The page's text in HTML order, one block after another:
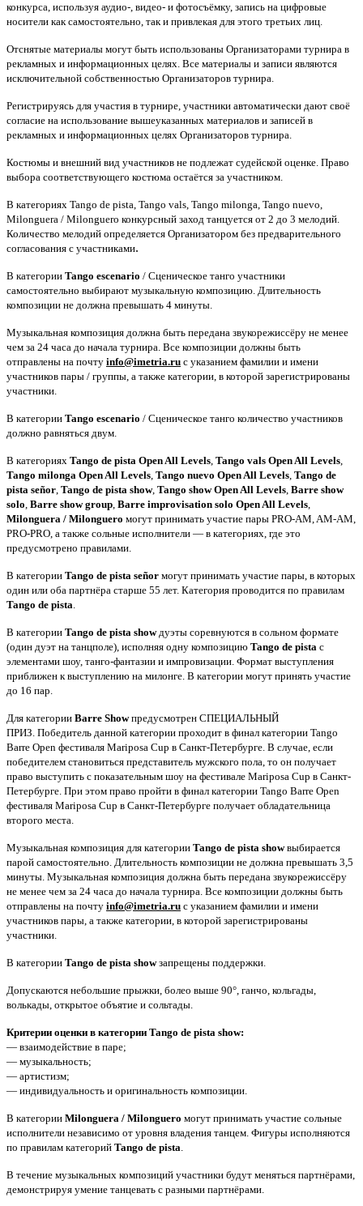
конкурса, используя аудио-, видео- и фотосъёмку, запись на цифровые
носители как самостоятельно, так и привлекая для этого третьих лиц.
Отснятые материалы могут быть использованы Организаторами турнира в
рекламных и информационных целях. Все материалы и записи являются
исключительной собственностью Организаторов турнира.
Регистрируясь для участия в турнире, участники автоматически дают своё
согласие на использование вышеуказанных материалов и записей в
рекламных и информационных целях Организаторов турнира.
Костюмы и внешний вид участников не подлежат судейской оценке. Право
выбора соответствующего костюма остаётся за участником.
В категориях Tango de pista, Tango vals, Tango milonga, Tango nuevo,
Milonguera / Milonguero конкурсный заход танцуется от 2 до 3 мелодий.
Количество мелодий определяется Организатором без предварительного
согласования с участниками.
В категории Tango escenario / Сценическое танго участники
самостоятельно выбирают музыкальную композицию. Длительность
композиции не должна превышать 4 минуты.
Музыкальная композиция должна быть передана звукорежиссёру не менее
чем за 24 часа до начала турнира. Все композиции должны быть
отправлены на почту info@imetria.ru с указанием фамилии и имени
участников пары / группы, а также категории, в которой зарегистрированы
участники.
В категории Tango escenario / Сценическое танго количество участников
должно равняться двум.
В категориях Tango de pista Open All Levels Tango vals Open All Levels
Tango milonga Open All Levels Tango nuevo Open All Levels Tango de
pista señor Tango de pista show, Tango show Open All Levels Barre show
solo Barre show group Barre improvisation solo Open All Levels
Milonguera / Milonguero могут принимать участие пары PRO-AM, AM-AM,
PRO-PRO, а также сольные исполнители — в категориях, где это
предусмотрено правилами.
В категории Tango de pista señor могут принимать участие пары, в которых
один или оба партнёра старше 55 лет. Категория проводится по правилам
Tango de pista
В категории Tango de pista showдуэты соревнуются в сольном формате
(один дуэт на танцполе), исполняя одну композицию Tango de pista с
элементами шоу, танго-фантазии и импровизации. Формат выступления
приближен к выступлению на милонге. В категории могут принять участие
до 16 пар.
Для категории Barre Showпредусмотрен СПЕЦИАЛЬНЫЙ
ПРИЗ. Победитель данной категории проходит в финал категории Tango
Barre Open фестиваля Mariposa Cup в Санкт-Петербурге. В случае, если
победителем становиться представитель мужского пола, то он получает
право выступить с показательным шоу на фестивале Mariposa Cup в Санкт-
Петербурге. При этом право пройти в финал категории Tango Barre Open
фестиваля Mariposa Cup в Санкт-Петербурге получает обладательница
второго места.
Музыкальная композиция для категории Tango de pista showвыбирается
парой самостоятельно. Длительность композиции не должна превышать 3,5
минуты. Музыкальная композиция должна быть передана звукорежиссёру
не менее чем за 24 часа до начала турнира. Все композиции должны быть
отправлены на почту info@imetria.ru с указанием фамилии и имени
участников пары, а также категории, в которой зарегистрированы
участники.
В категории Tango de pista showзапрещены поддержки.
Допускаются небольшие прыжки, болео выше 90°, ганчо, кольгады,
волькады, открытое объятие и сольтады.
Критерии оценки в категории Tango de pista show:
— взаимодействие в паре;
— музыкальность;
— артистизм;
— индивидуальность и оригинальность композиции.
В категории Milonguera / Milonguero могут принимать участие сольные
исполнители независимо от уровня владения танцем. Фигуры исполняются
по правилам категорий Tango de pista
В течение музыкальных композиций участники будут меняться партнёрами,
демонстрируя умение танцевать с разными партнёрами.